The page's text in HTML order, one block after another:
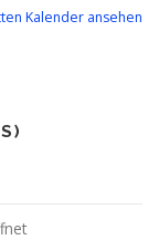
Kalender ansehen